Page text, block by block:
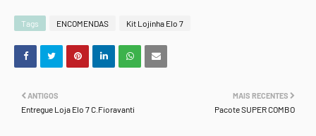
Tags ENCOMENDAS Kit Lojinha Elo 7
MAIS RECENTES
Pacote SUPER COMBO
ANTIGOS
Entregue Loja Elo 7 C.Fioravanti